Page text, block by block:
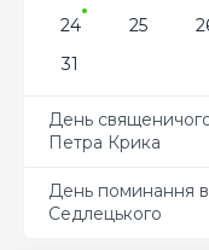
24
25
31
День
Петра Крика
День поминання
Седлецького